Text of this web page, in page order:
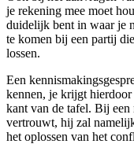
je rekening mee moet
duidelijk bent in waar je
te komen bij een partij
lossen.
Een
kennen, je krijgt hierdoor
kant van de tafel. Bij een
vertrouwt, hij zal
het oplossen van het